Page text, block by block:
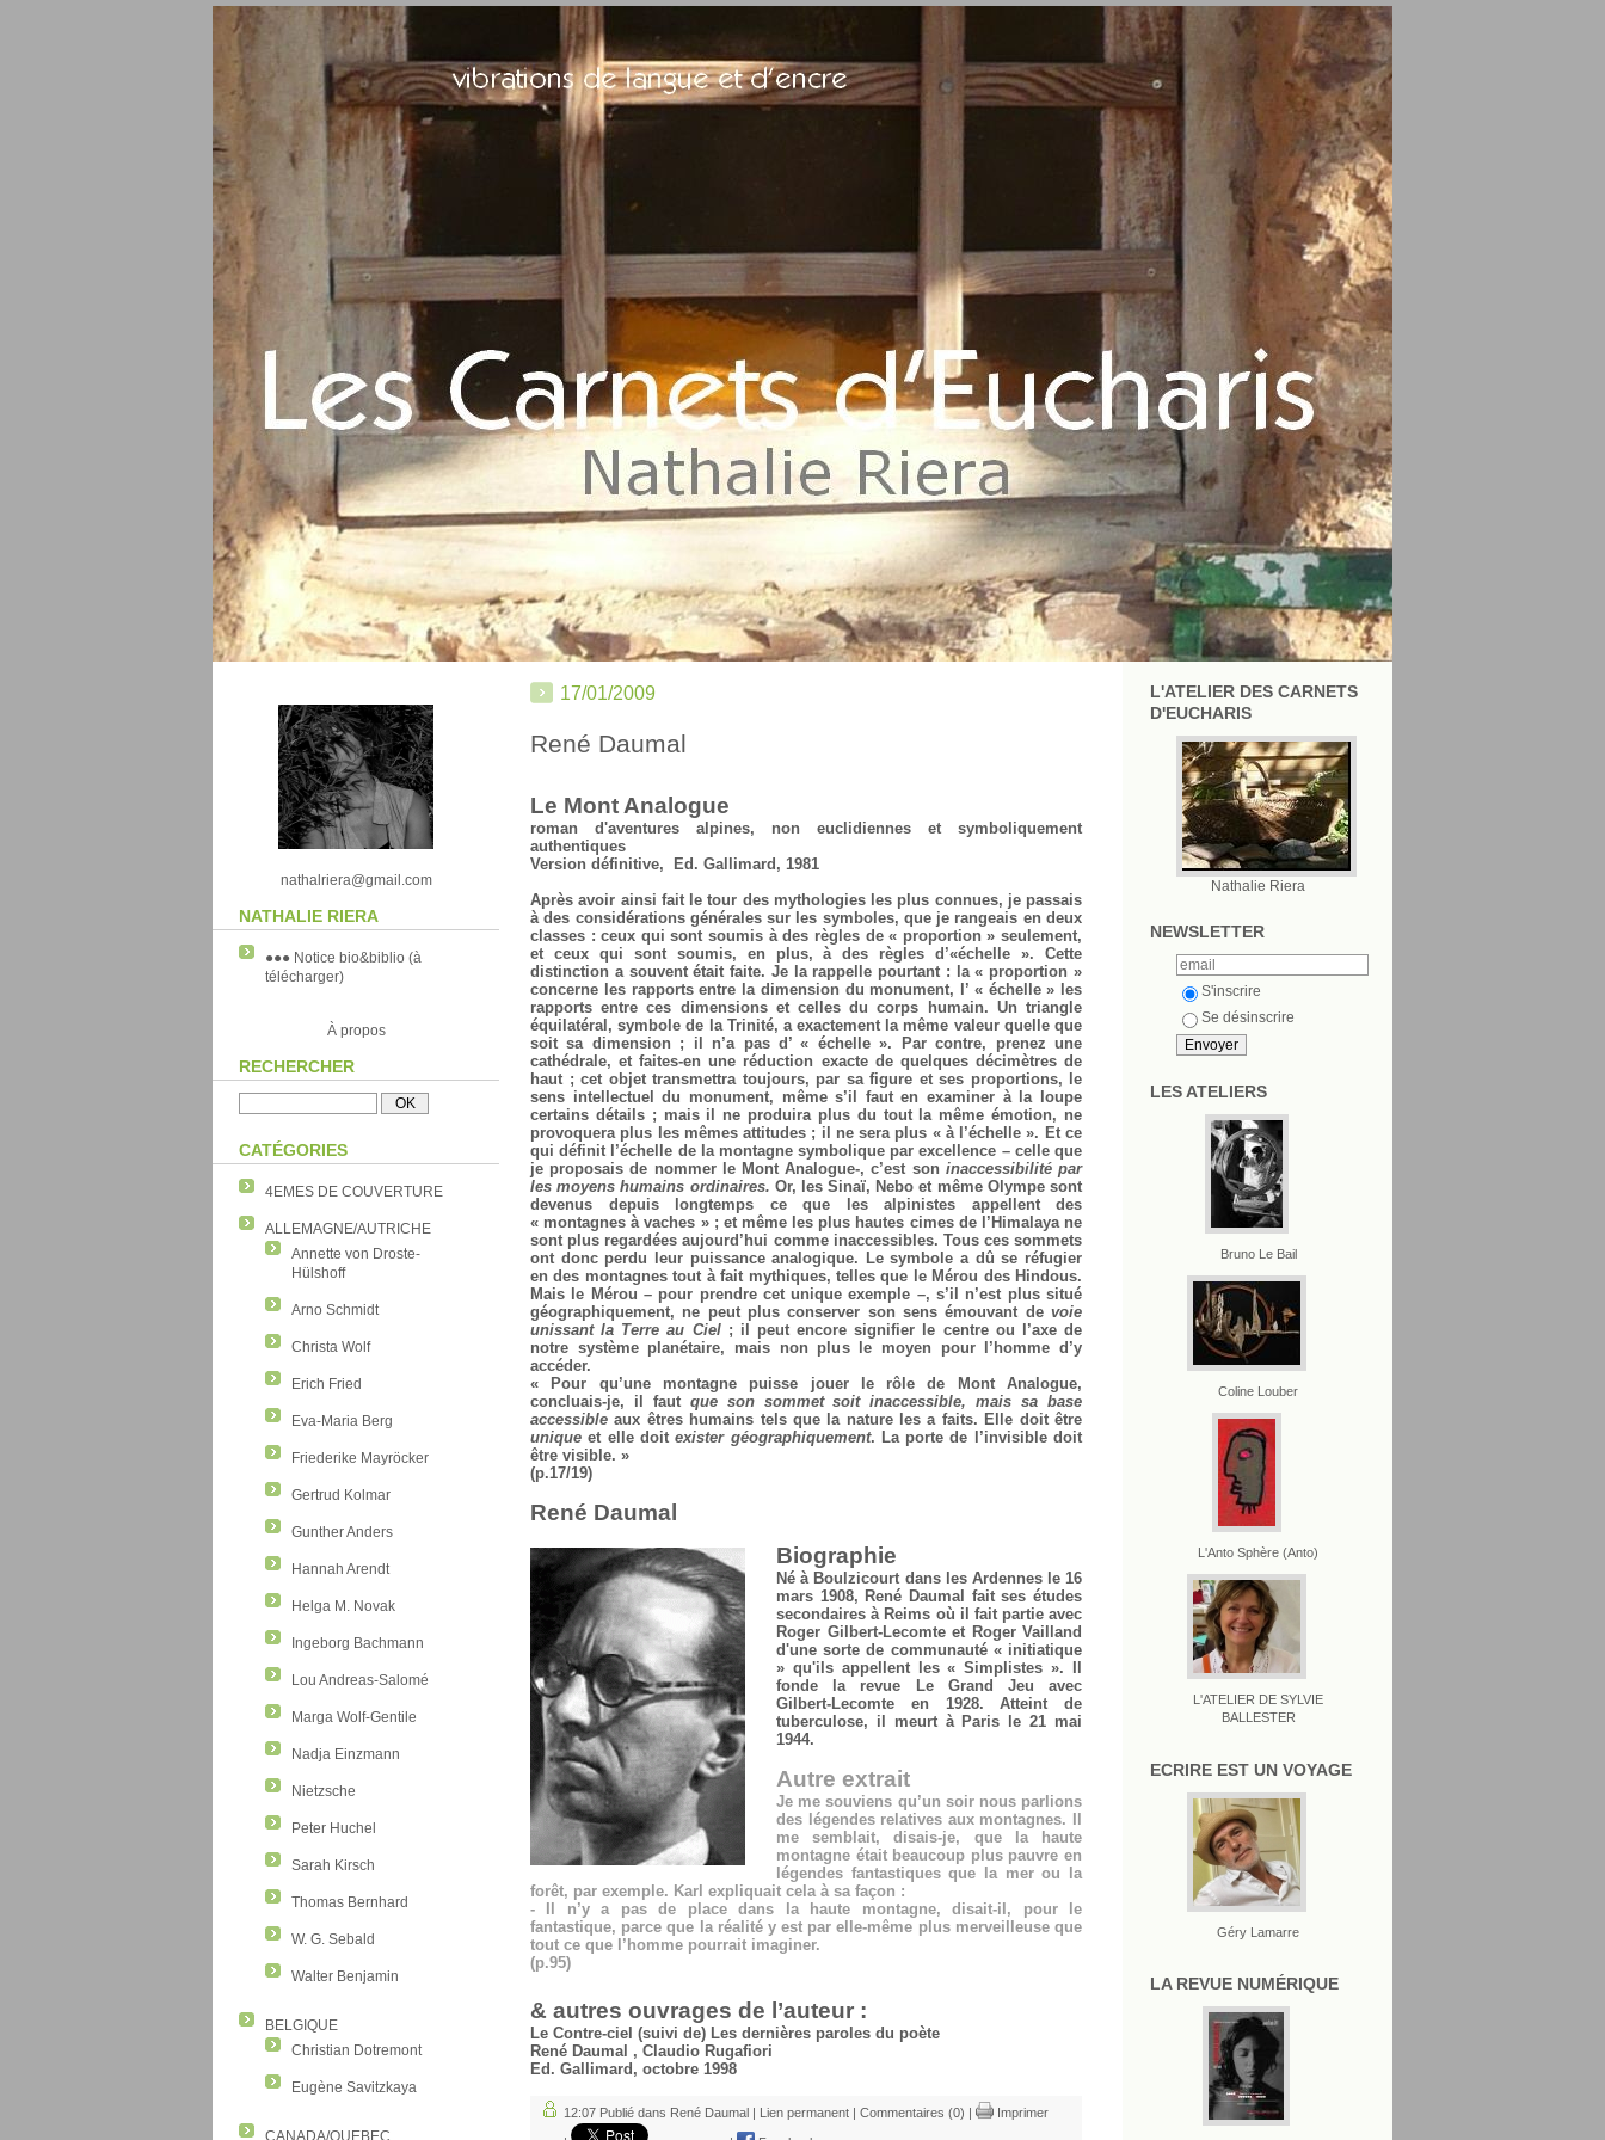
nathalriera@gmail.com
NATHALIE RIERA
●●● Notice bio&biblio (à
télécharger)
À propos
RECHERCHER
CATÉGORIES
4EMES DE COUVERTURE
ALLEMAGNE/AUTRICHE
Annette von Droste-
Hülshoff
Arno Schmidt
Christa Wolf
Erich Fried
Eva-Maria Berg
Friederike Mayröcker
Gertrud Kolmar
Gunther Anders
Hannah Arendt
Helga M. Novak
Ingeborg Bachmann
Lou Andreas-Salomé
Marga Wolf-Gentile
Nadja Einzmann
Nietzsche
Peter Huchel
Sarah Kirsch
Thomas Bernhard
W. G. Sebald
Walter Benjamin
BELGIQUE
Christian Dotremont
Eugène Savitzkaya
CANADA/QUEBEC
L'ATELIER DES CARNETS
D'EUCHARIS
Nathalie Riera
NEWSLETTER
S'inscrire
Se désinscrire
LES ATELIERS
Bruno Le Bail
Coline Louber
L'Anto Sphère (Anto)
L'ATELIER DE SYLVIE
BALLESTER
ECRIRE EST UN VOYAGE
Géry Lamarre
LA REVUE NUMÉRIQUE
17/01/2009
René Daumal
Le Mont Analogue
roman d'aventures alpines, non euclidiennes et symboliquement
authentiques
Version définitive,
Ed. Gallimard, 1981
Après avoir ainsi fait le tour des mythologies les plus connues, je passais
à des considérations générales sur les symboles, que je rangeais en deux
classes : ceux qui sont soumis à des règles de « proportion » seulement,
et ceux qui sont soumis, en plus, à des règles d’«échelle ». Cette
distinction a souvent était faite. Je la rappelle pourtant : la « proportion »
concerne les rapports entre la dimension du monument, l’ « échelle » les
rapports entre ces dimensions et celles du corps humain. Un triangle
équilatéral, symbole de la Trinité, a exactement la même valeur quelle que
soit sa dimension ; il n’a pas d’ « échelle ». Par contre, prenez une
cathédrale, et faites-en une réduction exacte de quelques décimètres de
haut ; cet objet transmettra toujours, par sa figure et ses proportions, le
sens intellectuel du monument, même s’il faut en examiner à la loupe
certains détails ; mais il ne produira plus du tout la même émotion, ne
provoquera plus les mêmes attitudes ; il ne sera plus « à l’échelle ». Et ce
qui définit l’échelle de la montagne symbolique par excellence – celle que
je proposais de nommer le Mont Analogue-, c’est son inaccessibilité par
les moyens humains ordinaires. Or, les Sinaï, Nebo et même Olympe sont
devenus depuis longtemps ce que les alpinistes appellent des
« montagnes à vaches » ; et même les plus hautes cimes de l’Himalaya ne
sont plus regardées aujourd’hui comme inaccessibles. Tous ces sommets
ont donc perdu leur puissance analogique. Le symbole a dû se réfugier
en des montagnes tout à fait mythiques, telles que le Mérou des Hindous.
Mais le Mérou – pour prendre cet unique exemple –, s’il n’est plus situé
géographiquement, ne peut plus conserver son sens émouvant de voie
unissant la Terre au Ciel ; il peut encore signifier le centre ou l’axe de
notre système planétaire, mais non plus le moyen pour l’homme d’y
accéder.
« Pour qu’une montagne puisse jouer le rôle de Mont Analogue,
concluais-je, il faut que son sommet soit inaccessible, mais sa base
accessible aux êtres humains tels que la nature les a faits. Elle doit être
unique et elle doitexister géographiquement. La porte de l’invisible doit
être visible. »
(p.17/19)
René Daumal
Biographie
Né à Boulzicourt dans les Ardennes le 16
mars 1908, René Daumal fait ses études
secondaires à Reims où il fait partie avec
Roger Gilbert-Lecomte et Roger Vailland
d'une sorte de communauté « initiatique
» qu'ils appellent les « Simplistes ». Il
fonde la revue Le Grand Jeu avec
Gilbert-Lecomte en 1928. Atteint de
tuberculose, il meurt à Paris le 21 mai
1944.
Autre extrait
Je me souviens qu’un soir nous parlions
des légendes relatives aux montagnes. Il
me semblait, disais-je, que la haute
montagne était beaucoup plus pauvre en
légendes fantastiques que la mer ou la
forêt, par exemple. Karl expliquait cela à sa façon :
- Il n’y a pas de place dans la haute montagne, disait-il, pour le
fantastique, parce que la réalité y est par elle-même plus merveilleuse que
tout ce que l’homme pourrait imaginer.
(p.95)
& autres ouvrages de l’auteur :
Le Contre-ciel (suivi de) Les dernières paroles du poète
René Daumal , Claudio Rugafiori
Ed. Gallimard, octobre 1998
12:07 Publié dans René Daumal | Lien permanent | Commentaires (0) | Imprimer